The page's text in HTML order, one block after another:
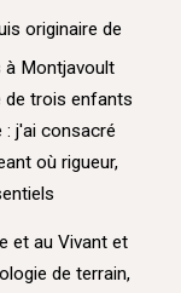
originaire de
à Montjavoult
de trois enfants
: j'ai consacré
où rigueur,
et au Vivant et
de terrain,